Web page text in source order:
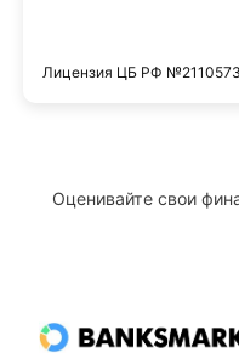
Лицензия ЦБ РФ
Оценивайте свои